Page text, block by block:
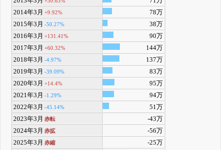
2014年3月 +9.92%
78万
2015年3月 -50.27%
38万
2016年3月 +131.41%
90万
2017年3月 +60.32%
144万
2018年3月 -4.97%
137万
2019年3月 -39.09%
83万
2020年3月 +14.4%
95万
2021年3月 -1.29%
94万
2022年3月 -45.14%
51万
2023年3月 赤転
-43万
2024年3月 赤拡
-56万
2025年3月 赤縮
-25万